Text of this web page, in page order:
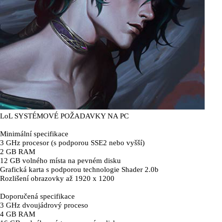
LoL SYSTÉMOVÉ POŽADAVKY NA PC
Minimální specifikace
3 GHz procesor (s podporou SSE2 nebo vyšší)
2 GB RAM
12 GB volného místa na pevném disku
Grafická karta s podporou technologie Shader 2.0b
Rozlišení obrazovky až 1920 x 1200
Doporučená specifikace
3 GHz dvoujádrový proceso
4 GB RAM